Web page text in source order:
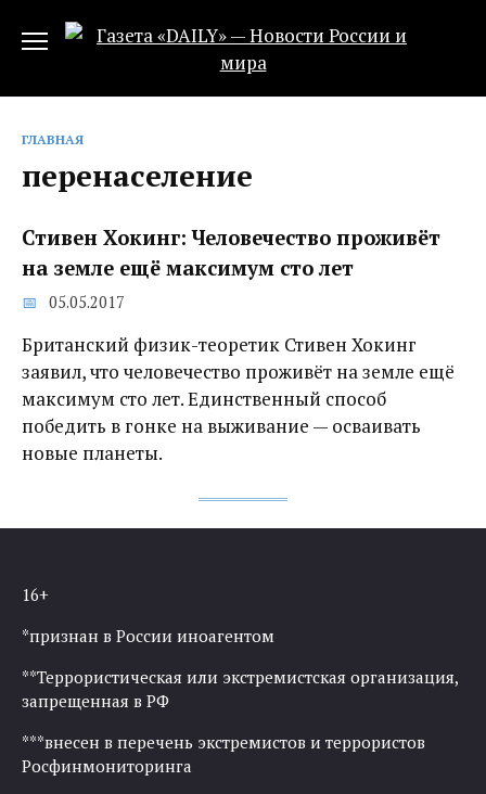
ГЛАВНАЯ
перенаселение
Стивен Хокинг: Человечество проживёт
на земле ещё максимум сто лет
05.05.2017
Британский физик-теоретик Стивен Хокинг
заявил, что человечество проживёт на земле ещё
максимум сто лет. Единственный способ
победить в гонке на выживание — осваивать
новые планеты.
16+
*признан в России иноагентом
**Террористическая или экстремистская организация,
запрещенная в РФ
***внесен в перечень экстремистов и террористов
Росфинмониторинга